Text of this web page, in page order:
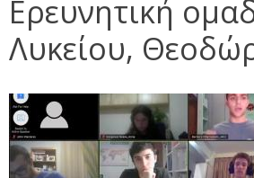
Ερευνητική
Λυκείου,